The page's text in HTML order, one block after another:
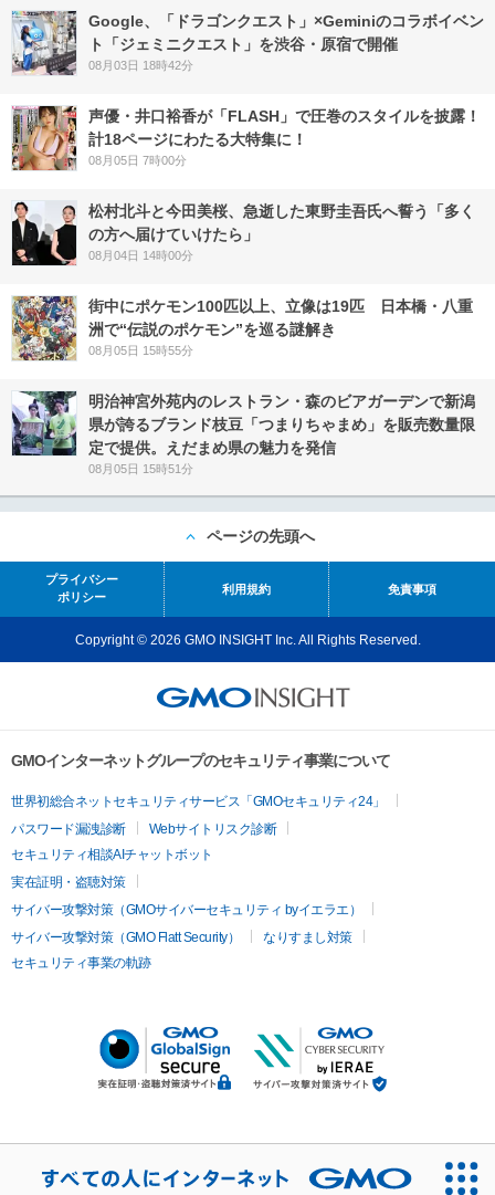
Google、「ドラゴンクエスト」×Geminiのコラボイベン
ト「ジェミニクエスト」を渋谷・原宿で開催
08月03日 18時42分
声優・井口裕香が「FLASH」で圧巻のスタイルを披露！
計18ページにわたる大特集に！
08月05日 7時00分
松村北斗と今田美桜、急逝した東野圭吾氏へ誓う「多く
の方へ届けていけたら」
08月04日 14時00分
街中にポケモン100匹以上、立像は19匹 日本橋・八重
洲で“伝説のポケモン”を巡る謎解き
08月05日 15時55分
明治神宮外苑内のレストラン・森のビアガーデンで新潟
県が誇るブランド枝豆「つまりちゃまめ」を販売数量限
定で提供。えだまめ県の魅力を発信
08月05日 15時51分
ページの先頭へ
プライバシー
ポリシー
利用規約 免責事項
Copyright © 2026 GMO INSIGHT Inc. All Rights Reserved.
GMOインターネットグループのセキュリティ事業について
世界初総合ネットセキュリティサービス「GMOセキュリティ24」
パスワード漏洩診断
Webサイトリスク診断
セキュリティ相談AIチャットボット
実在証明・盗聴対策
サイバー攻撃対策（GMOサイバーセキュリティ byイエラエ）
サイバー攻撃対策（GMO Flatt Security）
なりすまし対策
セキュリティ事業の軌跡